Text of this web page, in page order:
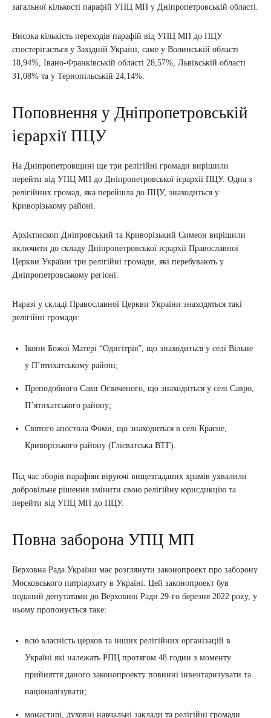
загальної кількості парафій УПЦ МП у Дніпропетровській області.
Висока кількість переходів парафій від УПЦ МП до ПЦУ
спостерігається у Західній Україні, саме у Волинській області
18,94%, Івано-Франківській області 28,57%, Львівській області
31,08% та у Тернопільській 24,14%.
Поповнення у Дніпропетровській
ієрархії ПЦУ
На Дніпропетровщині ще три релігійні громади вирішили
перейти від УПЦ МП до Дніпропетровської ієрархії ПЦУ. Одна з
релігійних громад, яка перейшла до ПЦУ, знаходиться у
Криворізькому районі.
Архієпископ Дніпровський та Криворізький Симеон вирішили
включити до складу Дніпропетровської ієрархії Православної
Церкви України три релігійні громади, які перебувають у
Дніпропетровському регіоні.
Наразі у складі Православної Церкви України знаходяться такі
релігійні громади:
Ікони Божої Матері “Одигітрія”, що знаходиться у селі Вільне
у П’ятихатському районі;
Преподобного Сави Освяченого, що знаходиться у селі Савро,
П’ятихатського району;
Святого апостола Фоми, що знаходиться в селі Красне,
Криворізького району (Глієватська ВТГ).
Під час зборів парафіян віруючі вищезгаданих храмів ухвалили
добровільне рішення змінити свою релігійну юрисдикцію та
перейти від УПЦ МП до ПЦУ.
Повна заборона УПЦ МП
Верховна Рада України має розглянути законопроект про заборону
Московського патріархату в Україні. Цей законопроект був
поданий депутатами до Верховної Ради 29-го березня 2022 року, у
ньому пропонується таке:
всю власність церков та інших релігійних організацій в
Україні які належать РПЦ протягом 48 годин з моменту
прийняття даного законопроекту повинні інвентаризувати та
націоналізувати;
монастирі, духовні навчальні заклади та релігійні громади